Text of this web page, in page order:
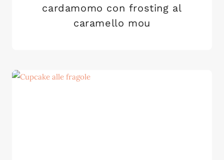
cardamomo con frosting al
caramello mou